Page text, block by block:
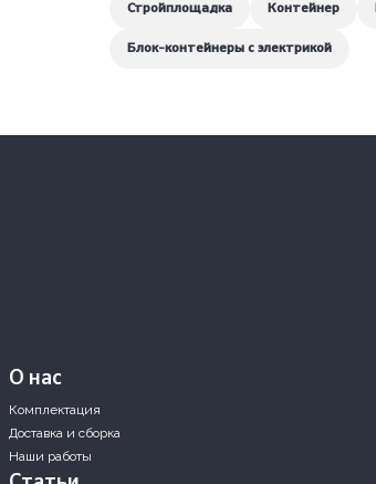
Стройплощадка Контейнер
Блок-контейнеры с электрикой
О нас
Комплектация
Доставка и сборка
Наши работы